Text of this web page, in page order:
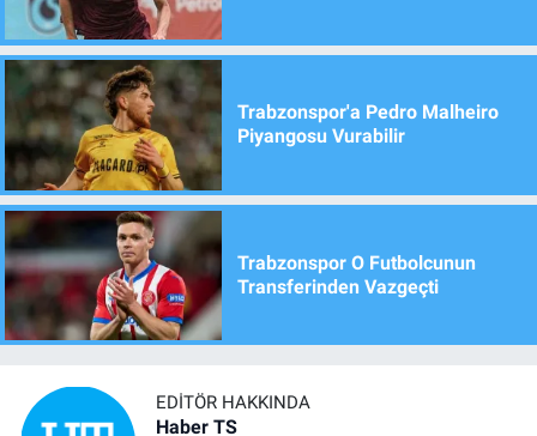
Trabzonspor'a Pedro Malheiro
Piyangosu Vurabilir
Trabzonspor O Futbolcunun
Transferinden Vazgeçti
EDITÖR HAKKINDA
Haber TS